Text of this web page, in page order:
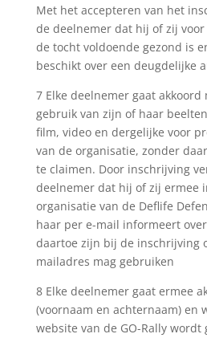
Met het accepteren van het
de deelnemer dat hij of zij
de tocht voldoende gezond is
beschikt over een deugdelijke
7 Elke deelnemer gaat akkoord
gebruik van zijn of haar
film, video en dergelijke voor
van de organisatie, zonder
te claimen. Door inschrijving
deelnemer dat hij of zij ermee
organisatie van de Deflife
haar per e-mail informeert
daartoe zijn bij de inschrijving
mailadres mag gebruiken
8 Elke deelnemer gaat ermee
(voornaam en achternaam) en
website van de GO-Rally wordt